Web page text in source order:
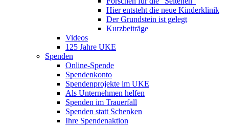
Hier entsteht die neue Kinderklinik
Der Grundstein ist gelegt
Kurzbeiträge
Videos
125 Jahre UKE
Spenden
Online-Spende
Spendenkonto
Spendenprojekte im UKE
Als Unternehmen helfen
Spenden im Trauerfall
Spenden statt Schenken
Ihre Spendenaktion